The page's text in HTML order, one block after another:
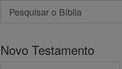
Search
Pesquisar
Bíblia
Novo Testamento